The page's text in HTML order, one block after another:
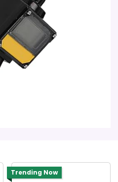
Trending Now